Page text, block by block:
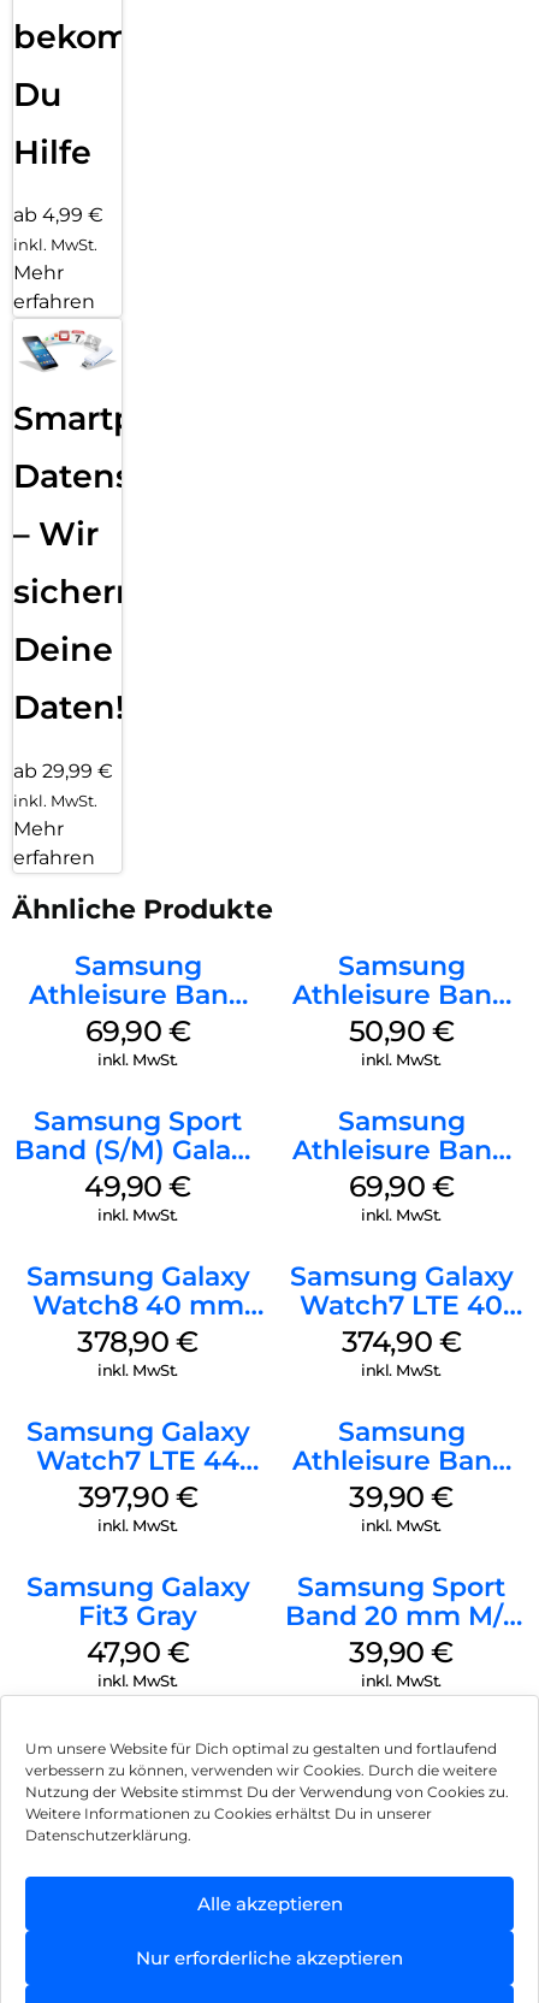
Um unsere Website für Dich optimal zu gestalten und fortlaufend
verbessern zu können, verwenden wir Cookies. Durch die weitere
Nutzung der Website stimmst Du der Verwendung von Cookies zu.
Weitere Informationen zu Cookies erhältst Du in unserer
Datenschutzerklärung.
Alle akzeptieren
Nur erforderliche akzeptieren
bekommst
Du
Hilfe
ab 4,99 €
inkl. MwSt.
Mehr
erfahren
Smartphone
Datensicherung
– Wir
sichern
Deine
Daten!
ab 29,99 €
inkl. MwSt.
Mehr
erfahren
Ähnliche Produkte
Samsung
Athleisure Band
(S/M) Galaxy
Watch8/Watch8
69,90 €
inkl. MwSt.
Samsung
Athleisure Band
(M/L) Galaxy
Watch8/Watch8
50,90 €
inkl. MwSt.
Samsung Sport
Band (S/M) Galaxy
Watch8/Watch8
Classic Graphite
49,90€
inkl. MwSt.
Samsung
Athleisure Band
(M/L) Galaxy
Watch8/Watch8
69,90 €
inkl. MwSt.
Samsung Galaxy
Watch8 40 mm
Graphite
378,90€
inkl. MwSt.
Samsung Galaxy
Watch7 LTE 40
mm Cream
374,90 €
inkl. MwSt.
Samsung Galaxy
Watch7 LTE 44
mm Green
397,90 €
inkl. MwSt.
Samsung
Athleisure Band
M/L Galaxy
Watch7 Silver
39,90€
inkl. MwSt.
Samsung Galaxy
Fit3 Gray
47,90 €
inkl. MwSt.
Samsung Sport
Band 20 mm M/L
Galaxy Watch4
Serie Graphite
39,90€
inkl. MwSt.
Impressum
Hinweis zur Batterieentsorgung